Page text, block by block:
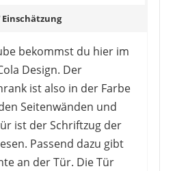
bekommst du hier im
Design. Der
ist also in der Farbe
Seitenwänden und
ist der Schriftzug der
Passend dazu gibt
an der Tür. Die Tür